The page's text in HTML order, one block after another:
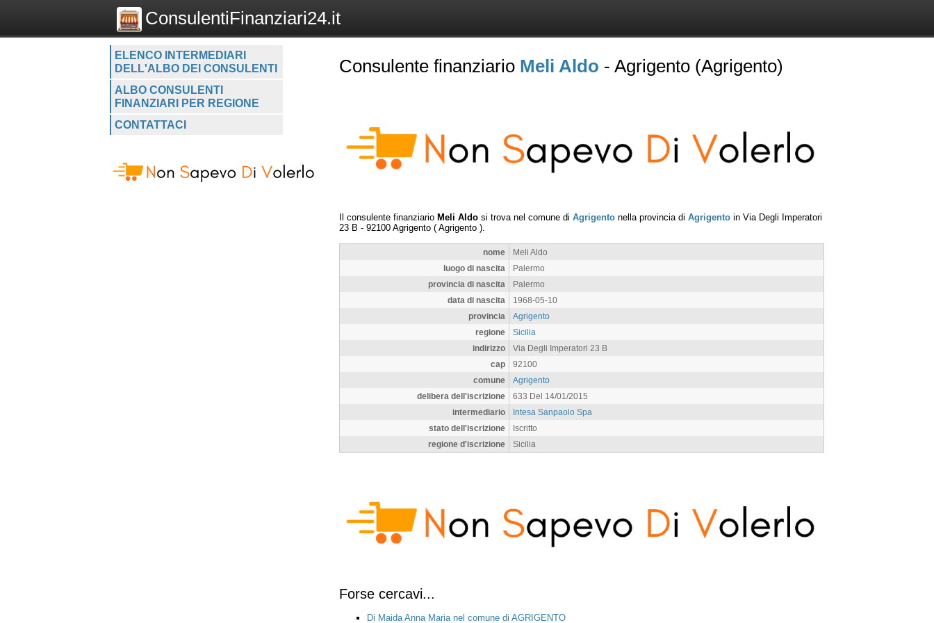
ConsulentiFinanziari24.it
ELENCO INTERMEDIARI
DELL'ALBO DEI CONSULENTI
ALBO CONSULENTI
FINANZIARI PER REGIONE
CONTATTACI
Consulente finanziario Meli Aldo - Agrigento (Agrigento)
Il consulente finanziario Meli Aldo si trova nel comune di Agrigento nella provincia di Agrigento in Via Degli Imperatori
23 B - 92100 Agrigento ( Agrigento ).
nome
Meli Aldo
luogo di nascita
Palermo
provincia di nascita
Palermo
data di nascita
1968-05-10
provincia
Agrigento
regione
Sicilia
indirizzo
Via Degli Imperatori 23 B
cap
92100
comune
Agrigento
delibera dell'iscrizione
633 Del 14/01/2015
intermediario
Intesa Sanpaolo Spa
stato dell'iscrizione
Iscritto
regione d'iscrizione
Sicilia
Forse cercavi...
Di Maida Anna Maria nel comune di AGRIGENTO